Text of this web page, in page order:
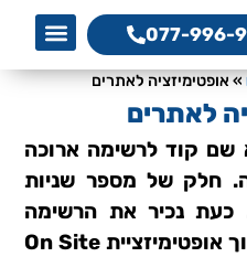
077-996-
»אופטימיזציה לאתרים
לאתרים
שם קוד לרשימה ארוכה
חלק של מספר שניות
כעת נכיר את הרשימה
הארוכה ונבין מה כולל בתוך אופטימיזציית On Site